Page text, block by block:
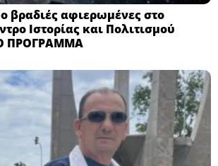
βραδιές αφιερωμένες στο
Ιστορίας και Πολιτισμού
ΠΡΟΓΡΑΜΜΑ